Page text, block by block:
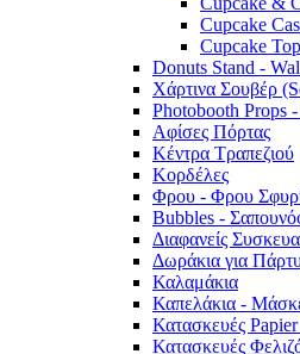
Cupcake
Cupcake
Donuts Stand -
Χάρτινα Σουβέρ
Photobooth Props
Αφίσες Πόρτας
Κέντρα Τραπεζιού
Κορδέλες
Φρου - Φρου
Bubbles -
Διαφανείς
Δωράκια για
Καλαμάκια
Καπελάκια -
Κατασκευές
Κατασκευές